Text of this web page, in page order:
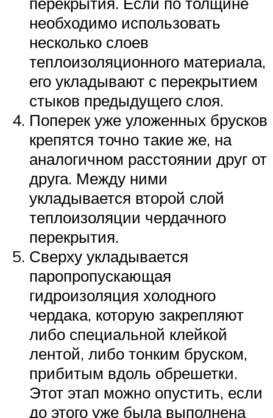
необходимо использовать
несколько слоев
теплоизоляционного материала,
его укладывают с перекрытием
стыков предыдущего слоя.
Поперек уже уложенных брусков
крепятся точно такие же, на
аналогичном расстоянии друг от
друга. Между ними
укладывается второй слой
теплоизоляции чердачного
перекрытия.
Сверху укладывается
паропропускающая
гидроизоляция холодного
чердака, которую закрепляют
либо специальной клейкой
лентой, либо тонким бруском,
прибитым вдоль обрешетки.
Этот этап можно опустить, если
до этого уже была выполнена